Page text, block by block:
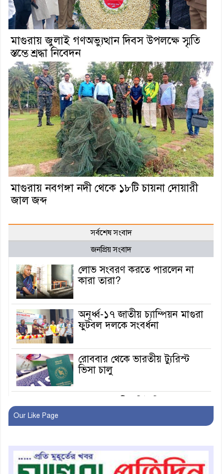
মাগুরায় জুলাই গণঅভ্যুত্থান দিবস উপলক্ষে স্মৃতি
স্তম্ভে শ্রদ্ধা নিবেদন
মাগুরায় নবগঙ্গা নদী থেকে ১৮টি চায়না দোয়ারী
জাল জব্দ
সর্বশেষ সংবাদ
জনপ্রিয় সংবাদ
লোভ সংবরণ করতে পারলেন না
কারা তারা?
অনূর্ধ্ব-১৭ জাতীয় চ্যাম্পিয়ন মাগুরা
ফুটবল দলকে সংবর্ধনা
রোববার থেকে ভারতীয় ট্যুরিস্ট
ভিসা চালু
অবহিতকরণ
মাগুরায় আ’লীগের প্রতিষ্ঠাবার্ষিকীর
কর্মসূচি প্রতিরোধে বিএনপির
Our Like Page